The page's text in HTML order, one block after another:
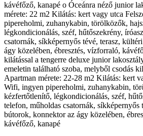
kávéfőző, kanapé o Óceánra néző junior
mérete: 22 m2 Kilátás: kert vagy utca
pipereholmi, zuhanykabin, törölközők,
légkondicionálás, széf, hűtőszekrény,
csatornák, síkképernyős tévé, terasz,
ágy közelében, ébresztés, vízforraló,
kilátással a tengerre deluxe junior
emeletin található szoba, melyből csodás
Apartman mérete: 22-28 m2 Kilátás: kert
Wifi, ingyen pipereholmi, zuhanykabin,
kézfertőtlenítő, légkondicionálás, széf,
telefon, műholdas csatornák, síkképernyős
bútorok, konnektor az ágy közelében,
kávéfőző, kanapé